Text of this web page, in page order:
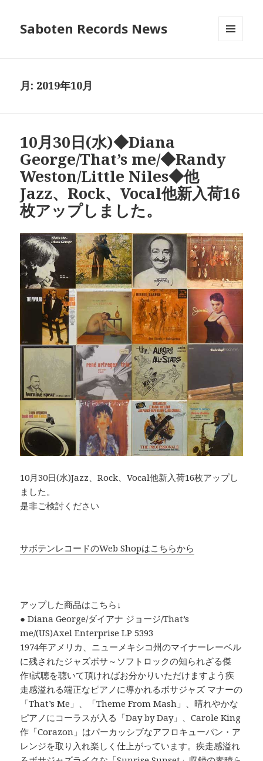
Saboten Records News
月: 2019年10月
10月30日(水)◆Diana
George/That’s me/◆Randy
Weston/Little Niles◆他
Jazz、Rock、Vocal他新入荷16
枚アップしました。
10月30日(水)Jazz、Rock、Vocal他新入荷16枚アップし
ました。
是非ご検討ください
サボテンレコードのWeb Shopはこちらから
アップした商品はこちら↓
● Diana George/ダイアナ ジョージ/That’s
me/(US)Axel Enterprise LP 5393
1974年アメリカ、ニューメキシコ州のマイナーレーベル
に残されたジャズボサ～ソフトロックの知られざる傑
作!試聴を聴いて頂ければお分かりいただけますよう疾
走感溢れる端正なピアノに導かれるボサジャズ マナーの
「That’s Me」、「Theme From Mash」、晴れやかな
ピアノにコーラスが入る「Day by Day」、Carole King
作「Corazon」はパーカッシブなアフロキューバン・ア
レンジを取り入れ楽しく仕上がっています。疾走感溢れ